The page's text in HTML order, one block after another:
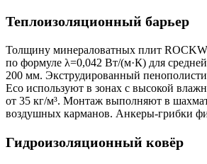
Теплоизоляционный барьер
Толщину минераловатных плит
по формуле λ=0,042 Вт/(м·К) для
200 мм. Экструдированный
Eco используют в зонах с высокой
от 35 кг/м³. Монтаж выполняют в
воздушных карманов. Анкеры-грибки
Гидроизоляционный ковёр